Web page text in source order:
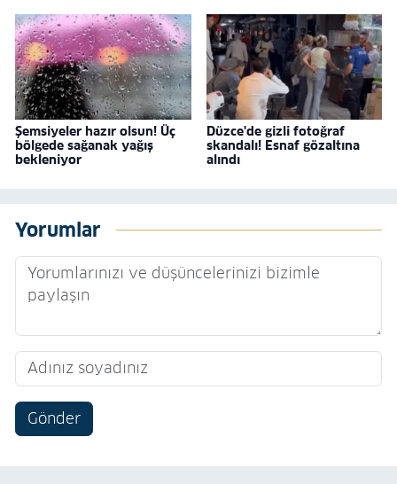
Şemsiyeler hazır olsun! Üç
bölgede sağanak yağış
bekleniyor
Düzce'de gizli fotoğraf
skandalı! Esnaf gözaltına
alındı
Yorumlar
Gönder